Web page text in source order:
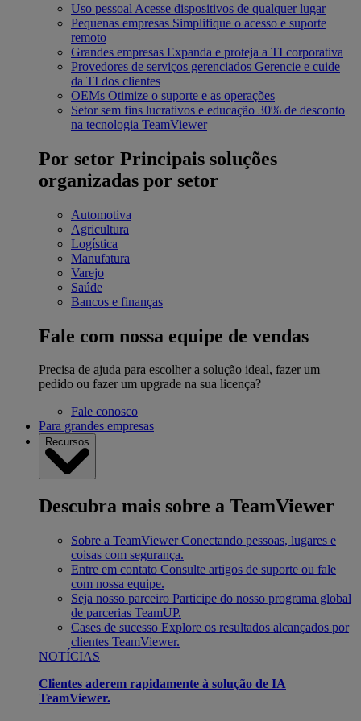
Uso pessoal Acesse dispositivos de qualquer lugar
Pequenas empresas Simplifique o acesso e suporte
remoto
Grandes empresas Expanda e proteja a TI corporativa
Provedores de serviços gerenciados Gerencie e cuide
da TI dos clientes
OEMs Otimize o suporte e as operações
Setor sem fins lucrativos e educação 30% de desconto
na tecnologia TeamViewer
Por setor Principais soluções
organizadas por setor
Automotiva
Agricultura
Logística
Manufatura
Varejo
Saúde
Bancos e finanças
Fale com nossa equipe de vendas
Precisa de ajuda para escolher a solução ideal, fazer um
pedido ou fazer um upgrade na sua licença?
Fale conosco
Para grandes empresas
Recursos
Descubra mais sobre a TeamViewer
Sobre a TeamViewer Conectando pessoas, lugares e
coisas com segurança.
Entre em contato Consulte artigos de suporte ou fale
com nossa equipe.
Seja nosso parceiro Participe do nosso programa global
de parcerias TeamUP.
Cases de sucesso Explore os resultados alcançados por
clientes TeamViewer.
NOTÍCIAS
Clientes aderem rapidamente à solução de IA
TeamViewer.